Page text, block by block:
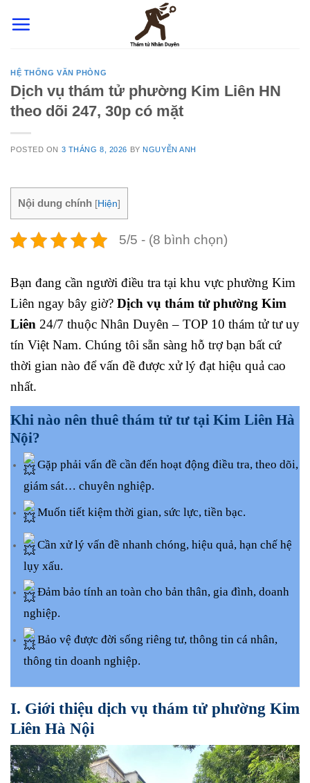
HỆ THỐNG VĂN PHÒNG
Dịch vụ thám tử phường Kim Liên HN
theo dõi 247, 30p có mặt
POSTED ON 3 THÁNG 8, 2026 BY NGUYỄN ANH
Nội dung chính [Hiện]
5/5 - (8 bình chọn)
Bạn đang cần người điều tra tại khu vực phường Kim
Liên ngay bây giờ? Dịch vụ thám tử phường Kim
Liên 24/7 thuộc Nhân Duyên – TOP 10 thám tử tư uy
tín Việt Nam. Chúng tôi sẵn sàng hỗ trợ bạn bất cứ
thời gian nào để vấn đề được xử lý đạt hiệu quả cao
nhất.
Khi nào nên thuê thám tử tư tại Kim Liên Hà
Nội?
Gặp phải vấn đề cần đến hoạt động điều tra, theo dõi,
giám sát… chuyên nghiệp.
Muốn tiết kiệm thời gian, sức lực, tiền bạc.
Cần xử lý vấn đề nhanh chóng, hiệu quả, hạn chế hệ
lụy xấu.
Đảm bảo tính an toàn cho bản thân, gia đình, doanh
nghiệp.
Bảo vệ được đời sống riêng tư, thông tin cá nhân,
thông tin doanh nghiệp.
I. Giới thiệu dịch vụ thám tử phường Kim
Liên Hà Nội